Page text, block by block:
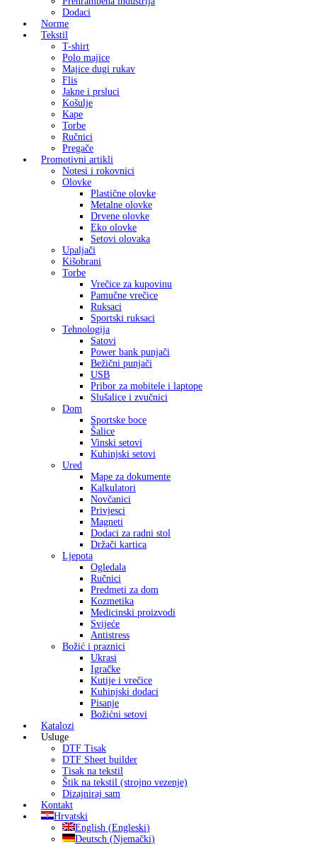
Dodaci
Norme
Tekstil
T-shirt
Polo majice
Majice dugi rukav
Flis
Jakne i prsluci
Košulje
Kape
Torbe
Ručnici
Pregače
Promotivni artikli
Notesi i rokovnici
Olovke
Plastične olovke
Metalne olovke
Drvene olovke
Eko olovke
Setovi olovaka
Upaljači
Kišobrani
Torbe
Vrečice za kupovinu
Pamučne vrečice
Ruksaci
Sportski ruksaci
Tehnologija
Satovi
Power bank punjači
Bežični punjači
USB
Pribor za mobitele i laptope
Slušalice i zvučnici
Dom
Sportske boce
Šalice
Vinski setovi
Kuhinjski setovi
Ured
Mape za dokumente
Kalkulatori
Novčanici
Privjesci
Magneti
Dodaci za radni stol
Držači kartica
Ljepota
Ogledala
Ručnici
Predmeti za dom
Kozmetika
Medicinski proizvodi
Svijeće
Antistress
Božić i praznici
Ukrasi
Igračke
Kutije i vrečice
Kuhinjski dodaci
Pisanje
Božićni setovi
Katalozi
Usluge
DTF Tisak
DTF Sheet builder
Tisak na tekstil
Štik na tekstil (strojno vezenje)
Dizajniraj sam
Kontakt
Hrvatski
English (Engleski)
Deutsch (Njemački)